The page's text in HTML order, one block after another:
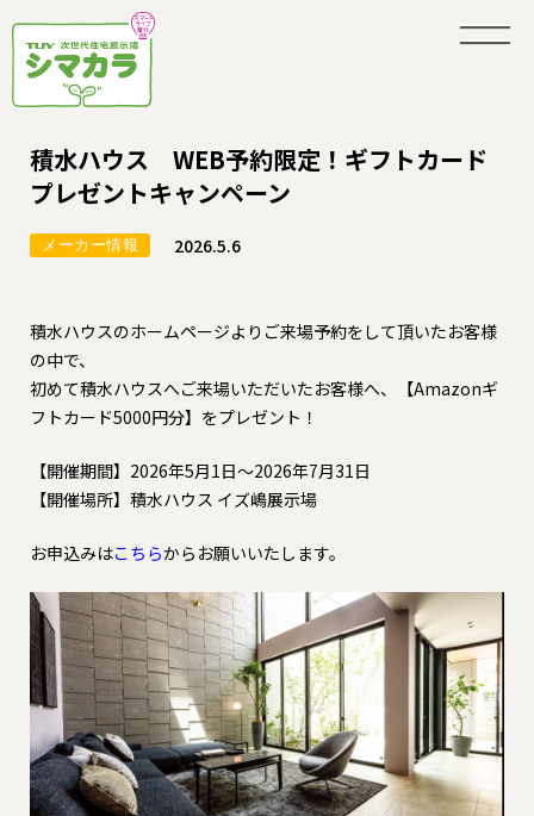
積水ハウス WEB予約限定！ギフトカード
プレゼントキャンペーン
メーカー情報 2026.5.6
積水ハウスのホームページよりご来場予約をして頂いたお客様
の中で、
初めて積水ハウスへご来場いただいたお客様へ、【Amazonギ
フトカード5000円分】をプレゼント！
【開催期間】2026年5月1日～2026年7月31日
【開催場所】積水ハウス イズ嶋展示場
お申込みはこちらからお願いいたします。